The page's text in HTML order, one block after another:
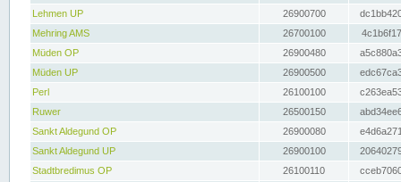
Lehmen UP
26900700
Mehring AMS
26700100
Müden OP
26900480
Müden UP
26900500
Perl
26100100
Ruwer
26500150
Sankt Aldegund OP
26900080
Sankt Aldegund UP
26900100
Stadtbredimus OP
26100110